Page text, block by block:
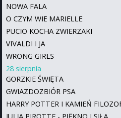
NOWA FALA
O CZYM WIE MARIELLE
PUCIO KOCHA ZWIERZAKI
VIVALDI I JA
WRONG GIRLS
28 sierpnia
GORZKIE ŚWIĘTA
GWIAZDOZBIÓR PSA
HARRY POTTER I KAMIEŃ